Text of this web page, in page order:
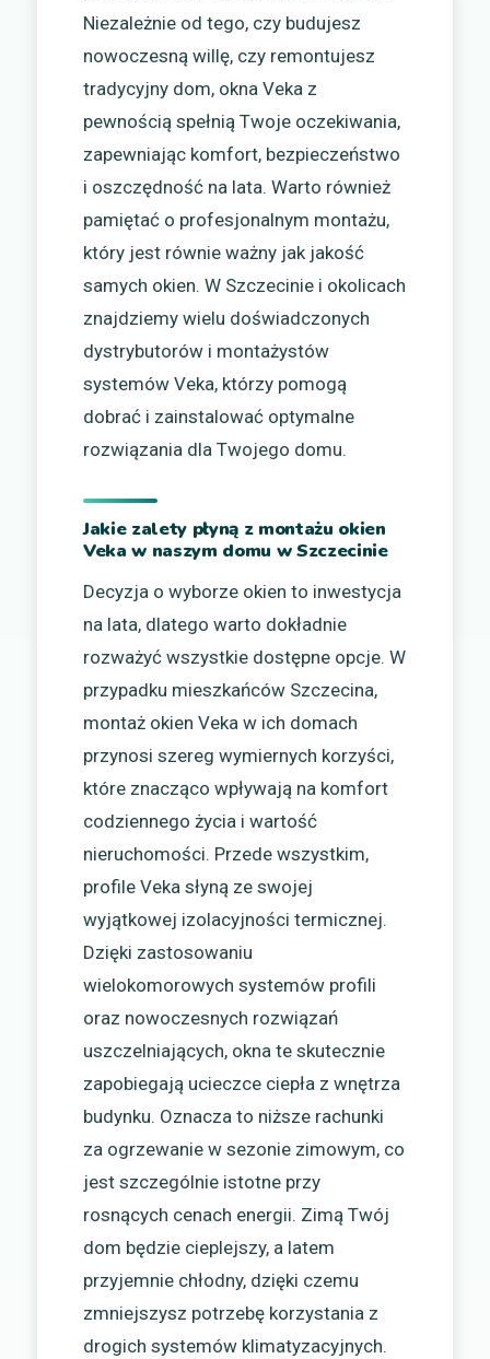
Niezależnie od tego, czy budujesz
nowoczesną willę, czy remontujesz
tradycyjny dom, okna Veka z
pewnością spełnią Twoje oczekiwania,
zapewniając komfort, bezpieczeństwo
i oszczędność na lata. Warto również
pamiętać o profesjonalnym montażu,
który jest równie ważny jak jakość
samych okien. W Szczecinie i okolicach
znajdziemy wielu doświadczonych
dystrybutorów i montażystów
systemów Veka, którzy pomogą
dobrać i zainstalować optymalne
rozwiązania dla Twojego domu.
Jakie zalety płyną z montażu okien
Veka w naszym domu w Szczecinie
Decyzja o wyborze okien to inwestycja
na lata, dlatego warto dokładnie
rozważyć wszystkie dostępne opcje. W
przypadku mieszkańców Szczecina,
montaż okien Veka w ich domach
przynosi szereg wymiernych korzyści,
które znacząco wpływają na komfort
codziennego życia i wartość
nieruchomości. Przede wszystkim,
profile Veka słyną ze swojej
wyjątkowej izolacyjności termicznej.
Dzięki zastosowaniu
wielokomorowych systemów profili
oraz nowoczesnych rozwiązań
uszczelniających, okna te skutecznie
zapobiegają ucieczce ciepła z wnętrza
budynku. Oznacza to niższe rachunki
za ogrzewanie w sezonie zimowym, co
jest szczególnie istotne przy
rosnących cenach energii. Zimą Twój
dom będzie cieplejszy, a latem
przyjemnie chłodny, dzięki czemu
zmniejszysz potrzebę korzystania z
drogich systemów klimatyzacyjnych.